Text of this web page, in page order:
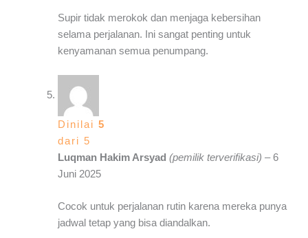
Supir tidak merokok dan menjaga kebersihan
selama perjalanan. Ini sangat penting untuk
kenyamanan semua penumpang.
Dinilai 5
dari 5
Luqman Hakim Arsyad (pemilik terverifikasi) – 6
Juni 2025
Cocok untuk perjalanan rutin karena mereka punya
jadwal tetap yang bisa diandalkan.